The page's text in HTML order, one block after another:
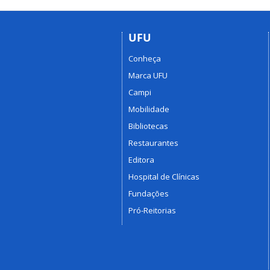
UFU
Conheça
Marca UFU
Campi
Mobilidade
Bibliotecas
Restaurantes
Editora
Hospital de Clínicas
Fundações
Pró-Reitorias